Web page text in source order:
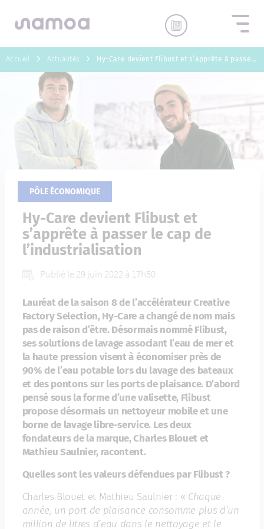
Accueil Actualités Hy-Care devient Flibust et s’apprête à passer le cap de l’industrialisation
PÔLE ÉCONOMIQUE
Hy-Care devient Flibust et
s’apprête à passer le cap de
l’industrialisation
Publié le 29 juin 2022 à 17h50
Lauréat de la saison 8 de l’accélérateur Creative
Factory Selection, Hy-Care a changé de nom mais
pas de raison d’être. Désormais nommé Flibust,
ses solutions de lavage associant l’eau de mer et
la haute pression visent à économiser près de
90% de l’eau potable lors du lavage des bateaux
et des pontons sur les ports de plaisance. D’abord
pensé sous la forme d’une valisette, Flibust
propose désormais un nettoyeur mobile et une
borne de lavage libre-service. Les deux
fondateurs de la marque, Charles Blouet et
Mathieu Saulnier, racontent.
Quelles sont les valeurs défendues par Flibust ?
Charles Blouet et Mathieu Saulnier : « Chaque
année, un port de plaisance consomme plus d’un
million de litres d’eau dans le nettoyage et le